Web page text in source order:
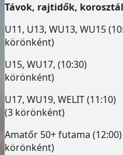
Távok, rajtidők,
U11, U13, WU13, WU15
körönként)
U15, WU17, (10:30)
körönként)
U17, WU19, WELIT
(3 körönként)
Amatőr 50+ futama
körönként)